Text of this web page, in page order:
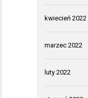
kwiecień 2022
marzec 2022
luty 2022